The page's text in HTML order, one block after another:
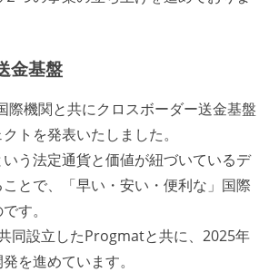
金基盤
際機関と共にクロスボーダー送金基盤
トを発表いたしました。
う法定通貨と価値が紐づいているデ
とで、「早い・安い・便利な」国際
す。
同設立したProgmatと共に、2025年
を進めています。